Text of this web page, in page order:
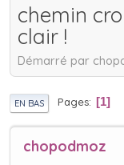
chemin
clair !
Démarré par
EN BAS Pages 1
chopodmoz